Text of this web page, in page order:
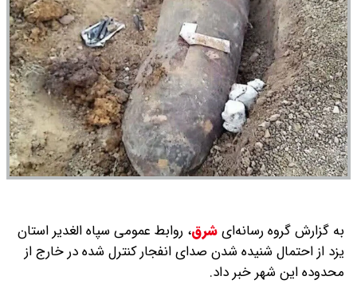
به گزارش گروه رسانه‌ایشرق، روابط عمومی سپاه الغدیر استان
یزد از احتمال شنیده شدن صدای انفجار کنترل شده در خارج از
محدوده این شهر خبر داد.